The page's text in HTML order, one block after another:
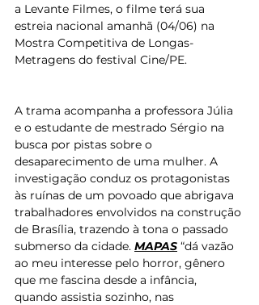
a Levante Filmes, o filme terá sua
estreia nacional amanhã (04/06) na
Mostra Competitiva de Longas-
Metragens do festival Cine/PE.
A trama acompanha a professora Júlia
e o estudante de mestrado Sérgio na
busca por pistas sobre o
desaparecimento de uma mulher. A
investigação conduz os protagonistas
às ruínas de um povoado que abrigava
trabalhadores envolvidos na construção
de Brasília, trazendo à tona o passado
submerso da cidade. MAPAS “dá vazão
ao meu interesse pelo horror, gênero
que me fascina desde a infância,
quando assistia sozinho, nas